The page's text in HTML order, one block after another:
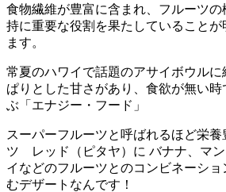
食物繊維が豊富に含まれ、フルーツ
持に重要な役割を果たしていること
ます。
常夏のハワイで話題のアサイボウル
ぱりとした甘さがあり、食欲が無い
ぶ「エナジー・フード」
スーパーフルーツと呼ばれるほど栄
ツ レッド（ピタヤ）に バナナ、マ
イなどのフルーツとのコンビネーシ
むデザートなんです！